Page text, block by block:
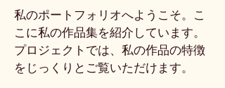
私のポートフォリオへようこそ。こ
こに私の作品集を紹介しています。
プロジェクトでは、私の作品の特徴
をじっくりとご覧いただけます。